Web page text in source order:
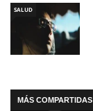
SALUD
MÁS COMPARTIDAS